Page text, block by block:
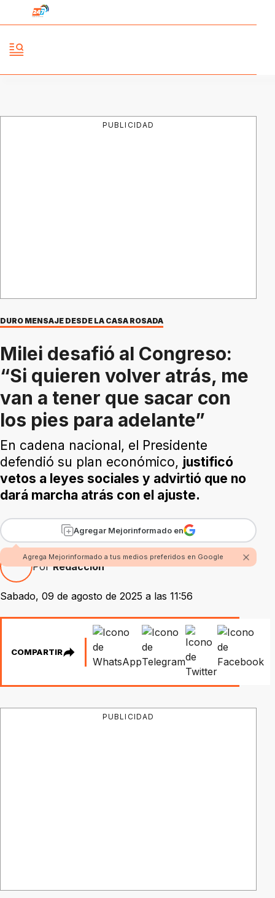
PUBLICIDAD
DURO MENSAJE DESDE LA CASA ROSADA
Milei desafió al Congreso:
“Si quieren volver atrás, me
van a tener que sacar con
los pies para adelante”
En cadena nacional, el Presidente
defendió su plan económico, justificó
vetos a leyes sociales y advirtió que no
dará marcha atrás con el ajuste.
Agregar Mejorinformado en
Agrega Mejorinformado a tus medios preferidos en Google
PorRedacción
Sabado, 09 de agosto de 2025 a las 11:56
COMPARTIR
PUBLICIDAD